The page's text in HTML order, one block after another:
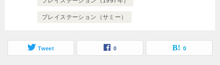
プレイステーション（サミー）
Tweet 0 0